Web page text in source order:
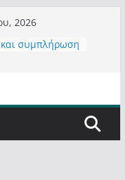
2026
που
Καστοριά,